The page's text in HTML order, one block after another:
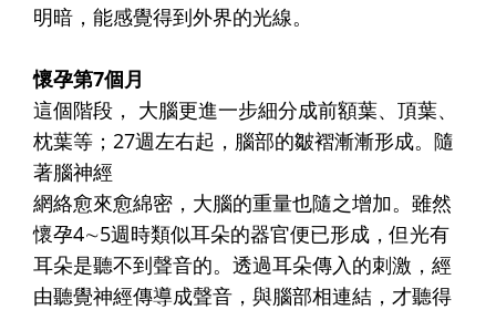
明暗，能感覺得到外界的光線。
懷孕第7個月
這個階段， 大腦更進一步細分成前額葉、頂葉、
枕葉等；27週左右起，腦部的皺褶漸漸形成。隨
著腦神經
網絡愈來愈綿密，大腦的重量也隨之增加。雖然
懷孕4∼5週時類似耳朵的器官便已形成，但光有
耳朵是聽不到聲音的。透過耳朵傳入的刺激，經
由聽覺神經傳導成聲音，與腦部相連結，才聽得